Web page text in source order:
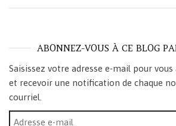
ABONNEZ-VOUS À CE BLOG
Saisissez votre adresse e-mail pour
et recevoir une notification de chaque
courriel.
Adresse e-mail